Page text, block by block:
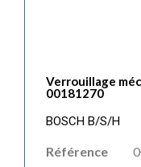
Verrouillage
00181270
BOSCH B/S/H
Référence